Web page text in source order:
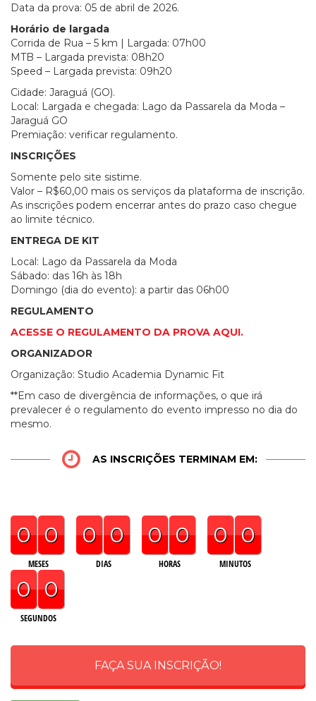
Data da prova: 05 de abril de 2026.
Horário de largada
Corrida de Rua – 5 km | Largada: 07h00
MTB – Largada prevista: 08h20
Speed – Largada prevista: 09h20
Cidade: Jaraguá (GO).
Local: Largada e chegada: Lago da Passarela da Moda –
Jaraguá GO
Premiação: verificar regulamento.
INSCRIÇÕES
Somente pelo site sistime.
Valor – R$60,00 mais os serviços da plataforma de inscrição.
As inscrições podem encerrar antes do prazo caso chegue
ao limite técnico.
ENTREGA DE KIT
Local: Lago da Passarela da Moda
Sábado: das 16h às 18h
Domingo (dia do evento): a partir das 06h00
REGULAMENTO
ACESSE O REGULAMENTO DA PROVA AQUI.
ORGANIZADOR
Organização: Studio Academia Dynamic Fit
**Em caso de divergência de informações, o que irá
prevalecer é o regulamento do evento impresso no dia do
mesmo.
AS INSCRIÇÕES TERMINAM EM:
0 0
MESES
0 0
DIAS
0 0
HORAS
0 0
MINUTOS
0 0
SEGUNDOS
FAÇA SUA INSCRIÇÃO!